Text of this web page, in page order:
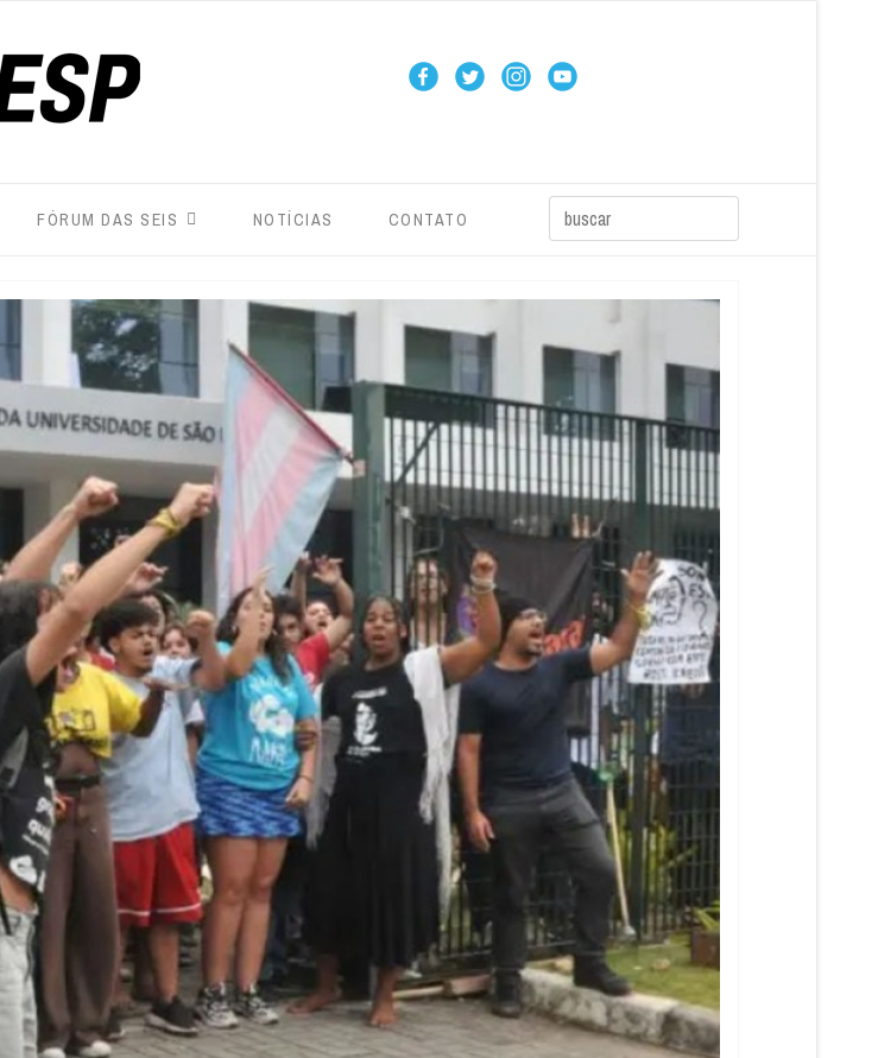
FÓRUM DAS SEIS NOTÍCIAS CONTATO